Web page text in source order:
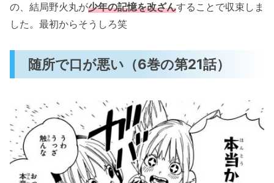
の、結局野火丸が少年の記憶を改ざんすることで収束しま
した。最初からそうしろ笑
随所で口が悪い（6巻の第21話）